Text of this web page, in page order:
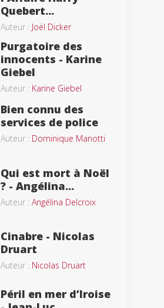
Quebert...
Auteur : Joël Dicker
Purgatoire des
innocents - Karine
Giebel
Auteur : Karine Giebel
Bien connu des
services de police
Auteur : Dominique Manotti
Qui est mort à Noël
? - Angélina...
Auteur : Angélina Delcroix
Cinabre - Nicolas
Druart
Auteur : Nicolas Druart
Péril en mer d’Iroise